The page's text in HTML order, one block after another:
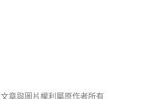
文章與圖片權利屬原作者所有